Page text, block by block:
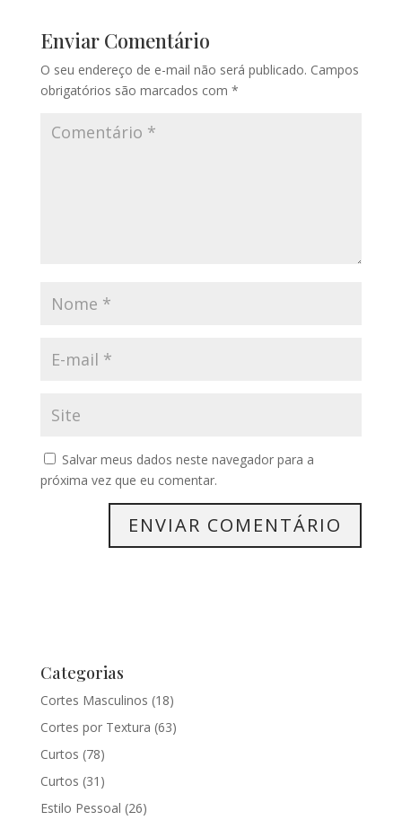
Enviar Comentário
O seu endereço de e-mail não será publicado. Campos
obrigatórios são marcados com *
Salvar meus dados neste navegador para a
próxima vez que eu comentar.
Categorias
Cortes Masculinos (18)
Cortes por Textura (63)
Curtos (78)
Curtos (31)
Estilo Pessoal (26)